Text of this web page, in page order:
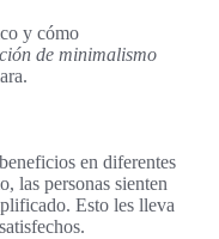
y cómo
de minimalismo
en diferentes
las personas sienten
Esto les lleva